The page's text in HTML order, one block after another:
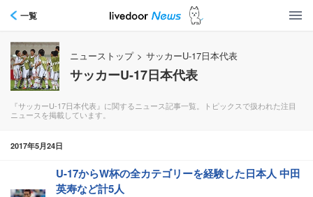
一覧
ニューストップ > サッカーU-17日本代表
サッカーU-17日本代表
『サッカーU-17日本代表』に関するニュース記事一覧。トピックスで扱われた注目
ニュースを掲載しています。
2017年5月24日
U-17からW杯の全カテゴリーを経験した日本人 中田
英寿など計5人